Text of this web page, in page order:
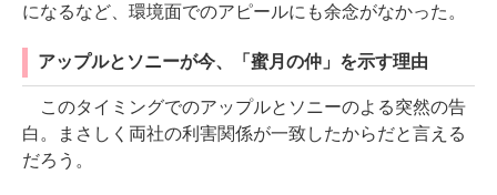
になるなど、環境面でのアピールにも余念がなかった。
アップルとソニーが今、「蜜月の仲」を示す理由
このタイミングでのアップルとソニーのよる突然の告
白。まさしく両社の利害関係が一致したからだと言える
だろう。